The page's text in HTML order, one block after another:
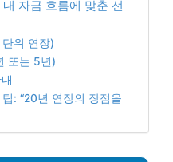
자금 흐름에 맞춘 선
위 연장)
또는 5년)
: “20년 연장의 장점을